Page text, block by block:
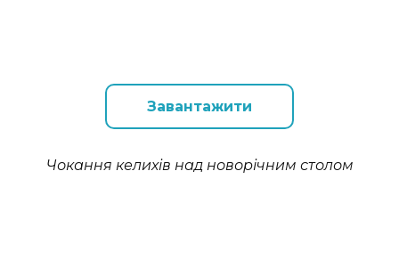
Завантажити
Чокання келихів над новорічним столом